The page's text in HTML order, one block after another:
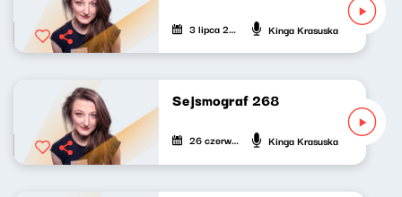
3 lipca 2026 Kinga Krasuska
Sejsmograf 268
26 czerwca 2026 Kinga Krasuska